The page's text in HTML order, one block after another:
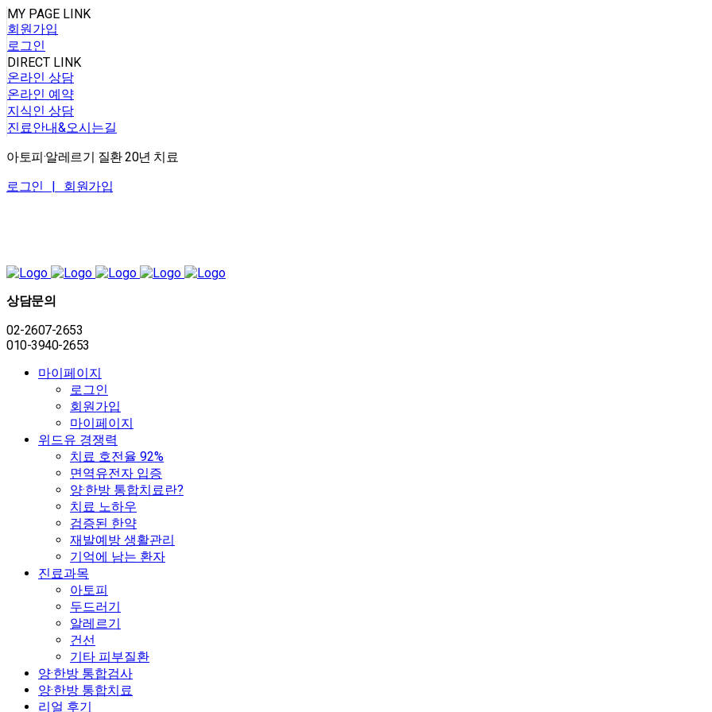
MY PAGE LINK
회원가입
로그인
DIRECT LINK
온라인 상담
온라인 예약
지식인 상담
진료안내&오시는길
아토피·알레르기 질환 20년 치료
로그인 | 회원가입
상담문의
02-2607-2653
010-3940-2653
마이페이지
로그인
회원가입
마이페이지
위드유 경쟁력
치료 호전율 92%
면역유전자 입증
양·한방 통합치료란?
치료 노하우
검증된 한약
재발예방 생활관리
기억에 남는 환자
진료과목
아토피
두드러기
알레르기
건선
기타 피부질환
양·한방 통합검사
양·한방 통합치료
리얼 후기